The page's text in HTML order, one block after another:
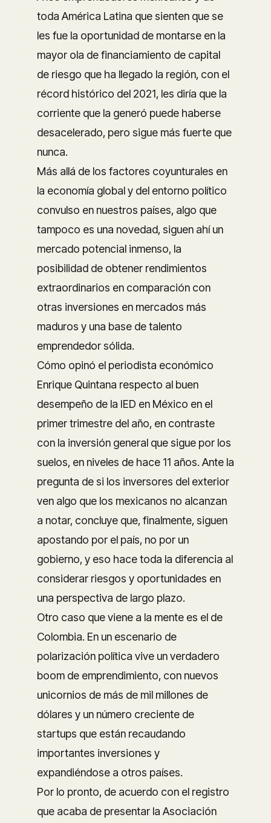
toda América Latina que sienten que se
les fue la oportunidad de montarse en la
mayor ola de financiamiento de capital
de riesgo que ha llegado la región, con el
récord histórico del 2021, les diría que la
corriente que la generó puede haberse
desacelerado, pero sigue más fuerte que
nunca.
Más allá de los factores coyunturales en
la economía global y del entorno político
convulso en nuestros países, algo que
tampoco es una novedad, siguen ahí un
mercado potencial inmenso, la
posibilidad de obtener rendimientos
extraordinarios en comparación con
otras inversiones en mercados más
maduros y una base de talento
emprendedor sólida.
Cómo opinó el periodista económico
Enrique Quintana respecto al buen
desempeño de la IED en México en el
primer trimestre del año, en contraste
con la inversión general que sigue por los
suelos, en niveles de hace 11 años. Ante la
pregunta de si los inversores del exterior
ven algo que los mexicanos no alcanzan
a notar, concluye que, finalmente, siguen
apostando por el país, no por un
gobierno, y eso hace toda la diferencia al
considerar riesgos y oportunidades en
una perspectiva de largo plazo.
Otro caso que viene a la mente es el de
Colombia. En un escenario de
polarización política vive un verdadero
boom de emprendimiento, con nuevos
unicornios de más de mil millones de
dólares y un número creciente de
startups que están recaudando
importantes inversiones y
expandiéndose a otros países.
Por lo pronto, de acuerdo con el registro
que acaba de presentar la Asociación